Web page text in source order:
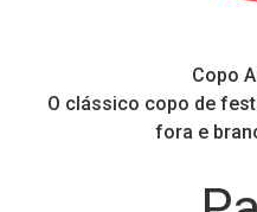
Copo
O clássico copo de
fora e